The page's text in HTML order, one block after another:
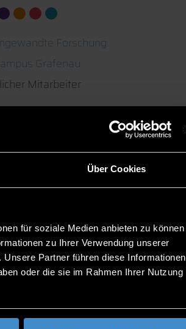
Über Cookies
für soziale Medien anbieten zu können
zu Ihrer Verwendung unserer
Partner führen diese Informationen
oder die sie im Rahmen Ihrer Nutzung
Forschung
Grafenau
Mitarbeiter